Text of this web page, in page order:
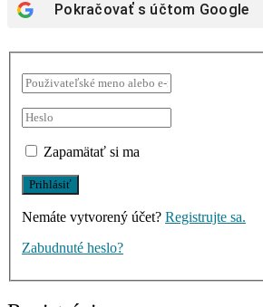
Pokračovať s účtom Google
Zapamätať si ma
Nemáte vytvorený účet? Registrujte sa.
Zabudnuté heslo?